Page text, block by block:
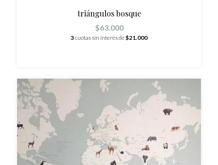
triángulos bosque
$63.000
3cuotas sin interés de$21.000